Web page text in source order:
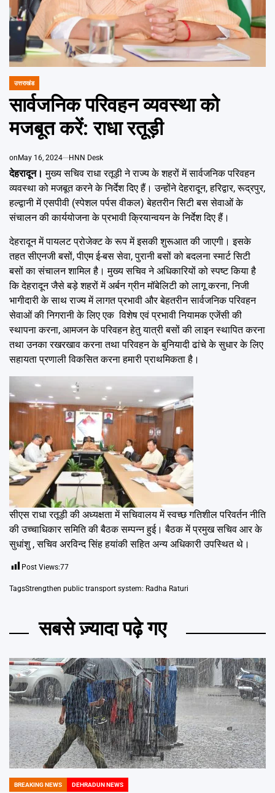
POSTED
उत्तराखंड
सार्वजनिक परिवहन व्यवस्था को
मजबूत करें: राधा रतूड़ी
onMay 16, 2024 HNN Desk
देहरादून। मुख्य सचिव राधा रतूड़ी ने राज्य के शहरों में सार्वजनिक परिवहन
व्यवस्था को मजबूत करने के निर्देश दिए हैं। उन्होंने देहरादून, हरिद्वार, रूद्रपुर,
हल्द्वानी में एसपीवी (स्पेशल पर्पस वीकल) बेहतरीन सिटी बस सेवाओं के
संचालन की कार्ययोजना के प्रभावी क्रियान्वयन के निर्देश दिए हैं।
देहरादून में पायलट प्रोजेक्ट के रूप में इसकी शुरूआत की जाएगी। इसके
तहत सीएनजी बसों, पीएम ई-बस सेवा, पुरानी बसों को बदलना स्मार्ट सिटी
बसों का संचालन शामिल है। मुख्य सचिव ने अधिकारियों को स्पष्ट किया है
कि देहरादून जैसे बड़े शहरों में अर्बन ग्रीन मॉबेलिटी को लागू करना, निजी
भागीदारी के साथ राज्य में लागत प्रभावी और बेहतरीन सार्वजनिक परिवहन
सेवाओं की निगरानी के लिए एक विशेष एवं प्रभावी नियामक एजेंसी की
स्थापना करना, आमजन के परिवहन हेतु यात्री बसों की लाइन स्थापित करना
तथा उनका रखरखाव करना तथा परिवहन के बुनियादी ढांचे के सुधार के लिए
सहायता प्रणाली विकसित करना हमारी प्राथमिकता है।
सीएस राधा रतूड़ी की अध्यक्षता में सचिवालय में स्वच्छ गतिशील परिवर्तन नीति
की उच्चाधिकार समिति की बैठक सम्पन्न हुई। बैठक में प्रमुख सचिव आर के
सुधांशु , सचिव अरविन्द सिंह हयांकी सहित अन्य अधिकारी उपस्थित थे।
Post Views:77
TagsStrengthen public transport system: Radha Raturi
सबसे ज़्यादा पढ़े गए
POSTED
BREAKING NEWS DEHRADUN NEWS